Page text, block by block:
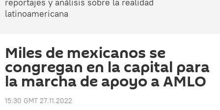
latinoamericana
Miles de mexicanos se
congregan en la capital para
la marcha de apoyo a AMLO
15:30 GMT 27.11.2022